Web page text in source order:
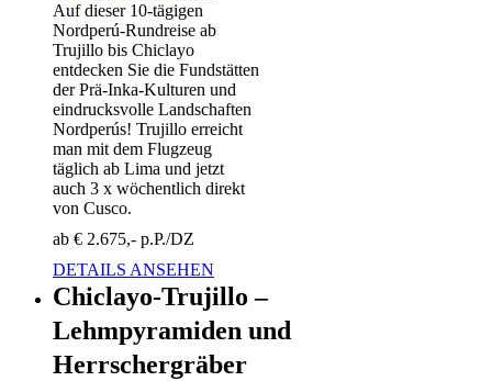
Auf dieser 10-tägigen
Nordperú-Rundreise ab
Trujillo bis Chiclayo
entdecken Sie die Fundstätten
der Prä-Inka-Kulturen und
eindrucksvolle Landschaften
Nordperús! Trujillo erreicht
man mit dem Flugzeug
täglich ab Lima und jetzt
auch 3 x wöchentlich direkt
von Cusco.
ab € 2.675,- p.P./DZ
DETAILS ANSEHEN
Chiclayo-Trujillo –
Lehmpyramiden und
Herrschergräber